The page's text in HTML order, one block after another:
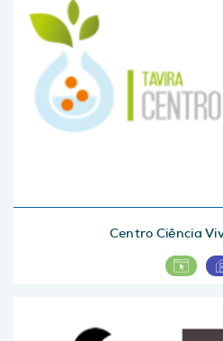
Centro Ciência